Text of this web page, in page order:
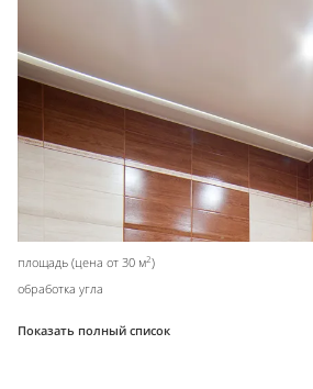
площадь (цена от 30 м2)
обработка угла
Показать полный список